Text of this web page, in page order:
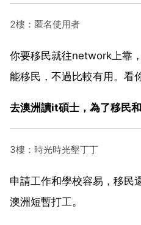
2樓：匿名使用者
你要移民就往network上靠
能移民，不過比較有用。看
去澳洲讀it碩士，為了移民
3樓：時光時光墾丁丁
申請工作和學校容易，移民
澳洲短暫打工。